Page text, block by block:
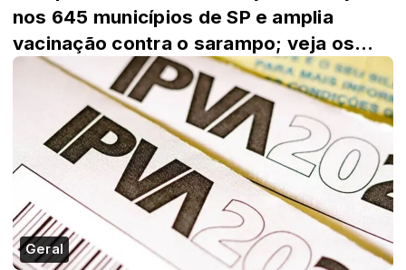
nos 645 municípios de SP e amplia
vacinação contra o sarampo; veja os
imunizantes d...
Geral